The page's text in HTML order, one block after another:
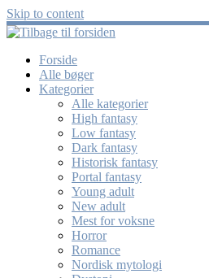
Skip to content
Forside
Alle bøger
Kategorier
Alle kategorier
High fantasy
Low fantasy
Dark fantasy
Historisk fantasy
Portal fantasy
Young adult
New adult
Mest for voksne
Horror
Romance
Nordisk mytologi